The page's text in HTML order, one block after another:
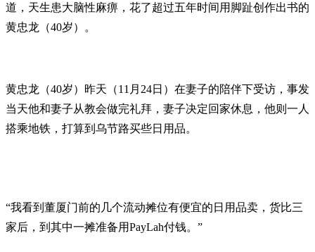
道，天生患大脑性麻痹，花了超过五年时间用脚趾创作出书的
黄忠龙（40岁）。
黄忠龙（40岁）昨天（11月24日）在妻子的陪伴下受访，事发
当天他和妻子从教会做完礼拜，妻子决定回家休息，他则一人
搭乘地铁，打算到乌节路买些日用品。
“我看到董厦门前的几个流动摊位有便宜的日用品卖，货比三
家后，到其中一摊准备用PayLah付钱。”